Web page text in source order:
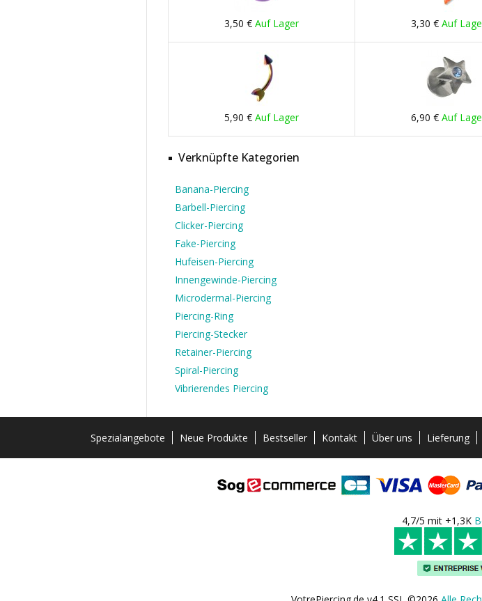
3,50 €Auf Lager 3,30 €Auf
5,90 €Auf Lager 6,90 €Auf
Verknüpfte Kategorien
Banana-Piercing
Barbell-Piercing
Clicker-Piercing
Fake-Piercing
Hufeisen-Piercing
Innengewinde-Piercing
Microdermal-Piercing
Piercing-Ring
Piercing-Stecker
Retainer-Piercing
Spiral-Piercing
Vibrierendes Piercing
Spezialangebote Neue Produkte Bestseller Kontakt Über uns Lieferung
4,7/5 mit +1,3K